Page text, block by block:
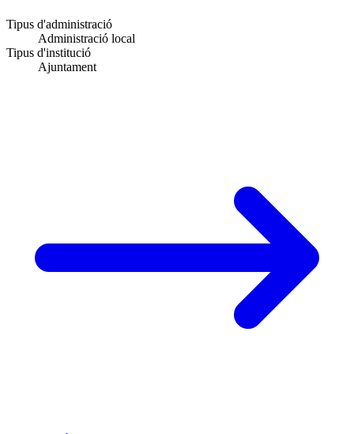
Tipus d'administració
Administració local
Tipus d'institució
Ajuntament